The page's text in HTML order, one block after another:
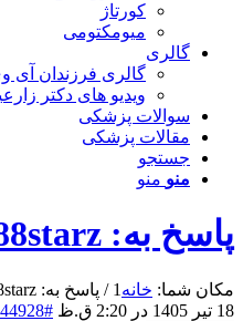
کورتاژ
میومکتومی
گالری
گالری فرزندان آی
ویدیو های دکتر
سوالات پزشکی
مقالات پزشکی
جستجو
منو منو
پاسخ به: 888starz
مکان شما: خانه 1
/ پاسخ به: 888starz
18 تیر 1405 در 2:20 ق.ظ
#144928